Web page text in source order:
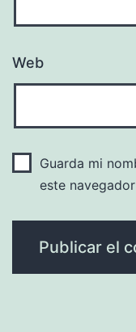
Web
Guarda mi
este